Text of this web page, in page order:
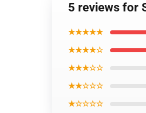
5 reviews for
★★★★★
★★★★☆
★★★☆☆
★★☆☆☆
★☆☆☆☆